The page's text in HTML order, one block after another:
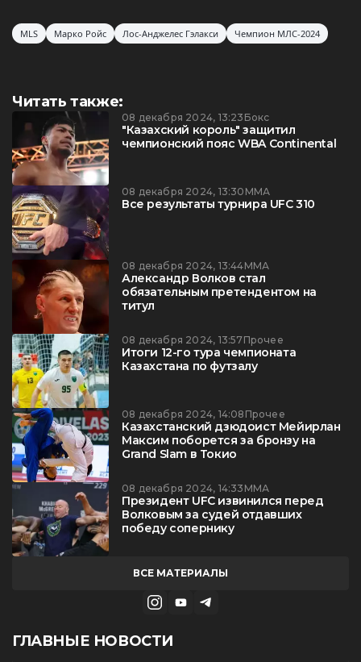
MLS Марко Ройс Лос-Анджелес Гэлакси Чемпион МЛС-2024
Читать также:
08 декабря 2024, 13:23 Бокс
"Казахский король" защитил
чемпионский пояс WBA Continental
08 декабря 2024, 13:30 ММА
Все результаты турнира UFC 310
08 декабря 2024, 13:44ММА
Александр Волков стал
обязательным претендентом на
титул
08 декабря 2024, 13:57Прочее
Итоги 12-го тура чемпионата
Казахстана по футзалу
08 декабря 2024, 14:08 Прочее
Казахстанский дзюдоист Мейирлан
Максим поборется за бронзу на
Grand Slam в Токио
08 декабря 2024, 14:33 ММА
Президент UFC извинился перед
Волковым за судей отдавших
победу сопернику
ВСЕ МАТЕРИАЛЫ
ГЛАВНЫЕ НОВОСТИ